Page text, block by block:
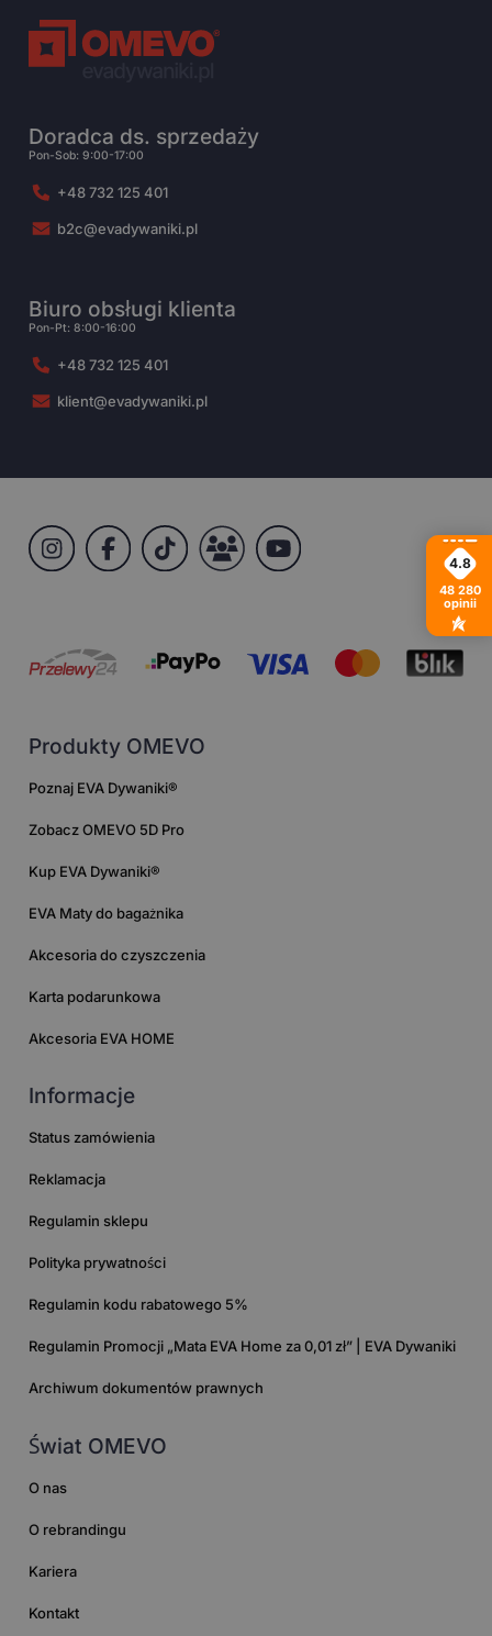
Doradca ds. sprzedaży
Pon-Sob: 9:00-17:00
+48 732 125 401
b2c@evadywaniki.pl
Biuro obsługi klienta
Pon-Pt: 8:00-16:00
+48 732 125 401
klient@evadywaniki.pl
Produkty OMEVO
Poznaj EVA Dywaniki®
Zobacz OMEVO 5D Pro
Kup EVA Dywaniki®
EVA Maty do bagażnika
Akcesoria do czyszczenia
Karta podarunkowa
Akcesoria EVA HOME
Informacje
Status zamówienia
Reklamacja
Regulamin sklepu
Polityka prywatności
Regulamin kodu rabatowego 5%
Regulamin Promocji „Mata EVA Home za 0,01 zł” | EVA Dywaniki
Archiwum dokumentów prawnych
Świat OMEVO
O nas
O rebrandingu
Kariera
Kontakt
4.8
48 280
opinii